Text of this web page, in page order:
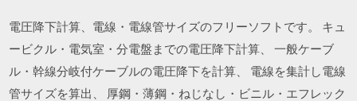
電圧降下計算、電線・電線管サイズのフリーソフトです。 キュ
ービクル・電気室・分電盤までの電圧降下計算、 一般ケーブ
ル・幹線分岐付ケーブルの電圧降下を計算、 電線を集計し電線
管サイズを算出、 厚鋼・薄鋼・ねじなし・ビニル・エフレック